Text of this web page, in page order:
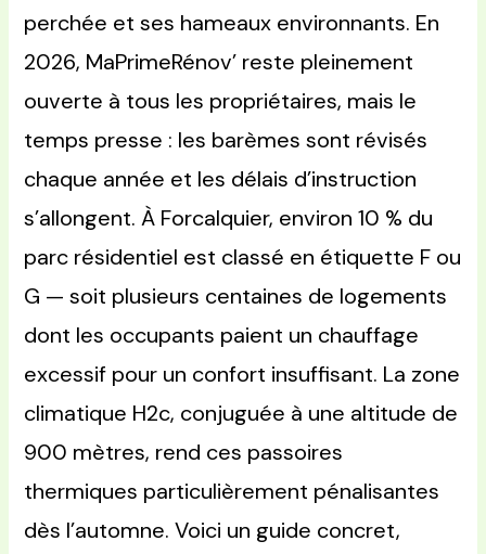
perchée et ses hameaux environnants. En
2026, MaPrimeRénov’ reste pleinement
ouverte à tous les propriétaires, mais le
temps presse : les barèmes sont révisés
chaque année et les délais d’instruction
s’allongent. À Forcalquier, environ 10 % du
parc résidentiel est classé en étiquette F ou
G — soit plusieurs centaines de logements
dont les occupants paient un chauffage
excessif pour un confort insuffisant. La zone
climatique H2c, conjuguée à une altitude de
900 mètres, rend ces passoires
thermiques particulièrement pénalisantes
dès l’automne. Voici un guide concret,